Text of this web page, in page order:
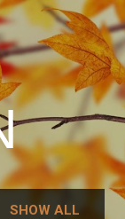
SHOW ALL